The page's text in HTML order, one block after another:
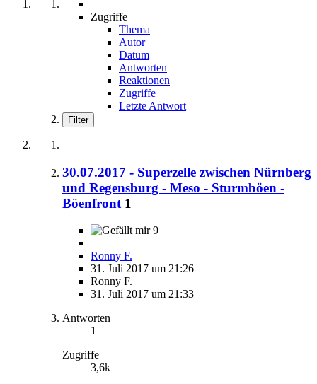
Zugriffe
Thema
Autor
Datum
Antworten
Reaktionen
Zugriffe
Letzte Antwort
Filter
30.07.2017 - Superzelle zwischen Nürnberg
und Regensburg - Meso - Sturmböen -
Böenfront 1
9
Ronny F.
31. Juli 2017 um 21:26
Ronny F.
31. Juli 2017 um 21:33
Antworten
1
Zugriffe
3,6k